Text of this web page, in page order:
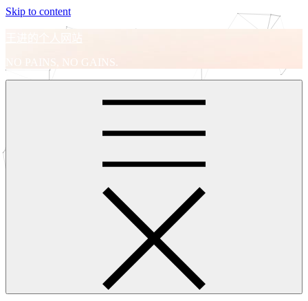
Skip to content
王进的个人网站
NO PAINS, NO GAINS.